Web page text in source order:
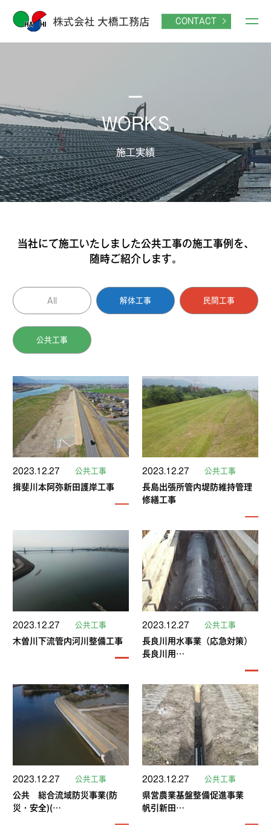
CONTACT
WORKS
施工実績
当社にて施工いたしました公共工事の施工事例を、
随時ご紹介します。
All 解体工事 民間工事
公共工事
2023.12.27 公共工事
揖斐川本阿弥新田護岸工事
2023.12.27 公共工事
長島出張所管内堤防維持管理
修繕工事
2023.12.27 公共工事
木曽川下流管内河川整備工事
2023.12.27 公共工事
長良川用水事業（応急対策）
長良川用…
2023.12.27 公共工事
公共 総合流域防災事業(防
災・安全)(…
2023.12.27 公共工事
県営農業基盤整備促進事業
帆引新田…